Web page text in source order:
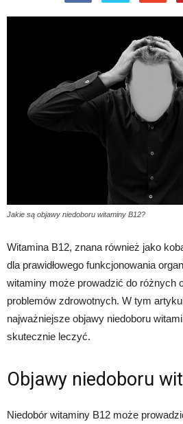
Jakie są objawy niedoboru witaminy B12?
Witamina B12, znana również jako
dla prawidłowego funkcjonowania
witaminy może prowadzić do różnych
problemów zdrowotnych. W tym
najważniejsze objawy niedoboru
skutecznie leczyć.
Objawy niedoboru
Niedobór witaminy B12 może